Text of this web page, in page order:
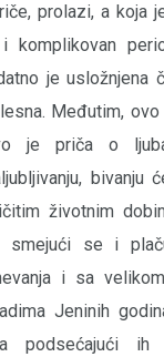
prolazi, a koja
komplikovan
je usložnjena
Međutim,
je priča o
bivanju
životnim
smejući se i
i sa
Jeninih
podsećajući ih